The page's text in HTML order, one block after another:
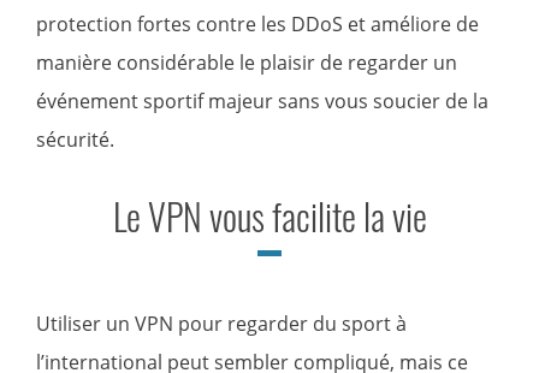
protection fortes contre les DDoS et améliore de
manière considérable le plaisir de regarder un
événement sportif majeur sans vous soucier de la
sécurité.
Le VPN vous facilite la vie
Utiliser un VPN pour regarder du sport à
l’international peut sembler compliqué, mais ce